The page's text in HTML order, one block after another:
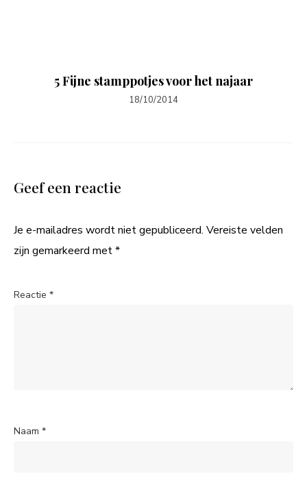
5 Fijne stamppotjes voor het najaar
18/10/2014
Geef een reactie
Je e-mailadres wordt niet gepubliceerd. Vereiste velden
zijn gemarkeerd met*
Reactie *
Naam *